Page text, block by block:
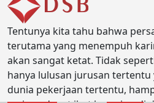
Tentunya kita tahu bahwa
terutama yang menempuh
akan sangat ketat. Tidak
hanya lulusan jurusan
dunia pekerjaan tertentu,